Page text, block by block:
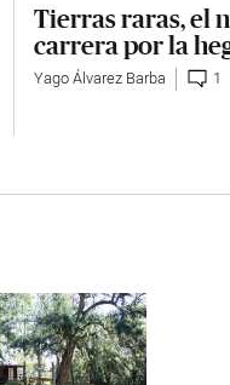
Tierras raras, el
carrera por la
Yago Álvarez Barba 1